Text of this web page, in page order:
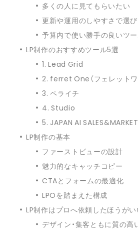
多くの人に見てもらいたい
更新や運用のしやすさで選
予算内で使い勝手の良いツ
LP制作のおすすめツール5選
1. Lead Grid
2. ferret One（フェレットワ
3. ペライチ
4. Studio
5. JAPAN AI
LP制作の基本
ファーストビューの設計
魅力的なキャッチコピー
CTAとフォームの最適化
LPOを踏まえた構成
LP制作はプロへ依頼したほうが
デザイン・集客ともに質の高